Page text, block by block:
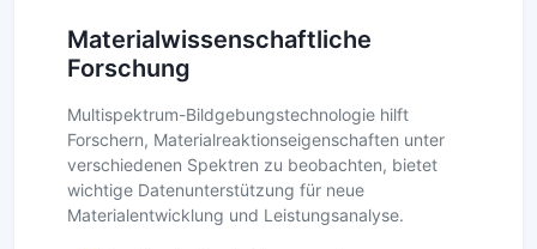
Materialwissenschaftliche
Forschung
Multispektrum-Bildgebungstechnologie hilft
Forschern, Materialreaktionseigenschaften unter
verschiedenen Spektren zu beobachten, bietet
wichtige Datenunterstützung für neue
Materialentwicklung und Leistungsanalyse.